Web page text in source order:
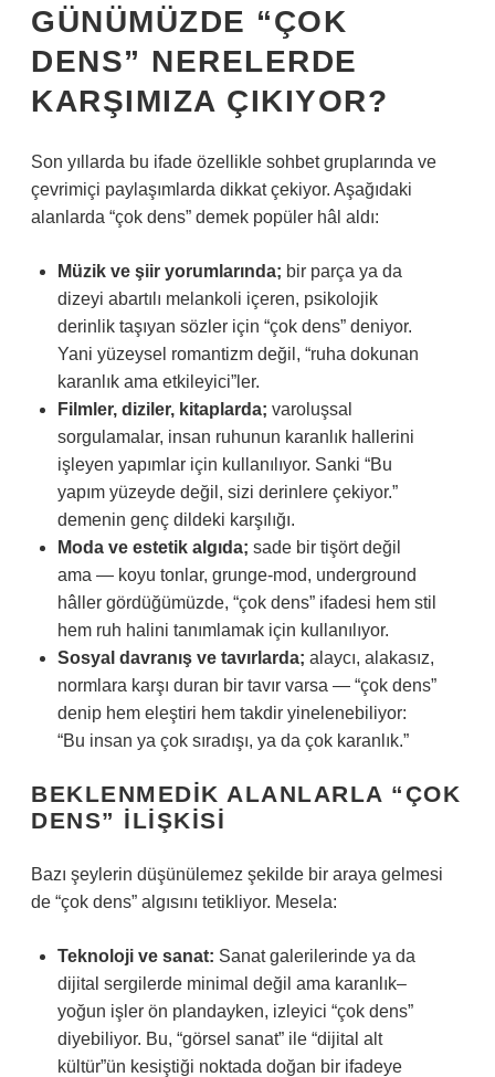
GÜNÜMÜZDE “ÇOK
DENS” NERELERDE
KARŞIMIZA ÇIKIYOR?
Son yıllarda bu ifade özellikle sohbet gruplarında ve
çevrimiçi paylaşımlarda dikkat çekiyor. Aşağıdaki
alanlarda “çok dens” demek popüler hâl aldı:
Müzik ve şiir yorumlarında; bir parça ya da
dizeyi abartılı melankoli içeren, psikolojik
derinlik taşıyan sözler için “çok dens” deniyor.
Yani yüzeysel romantizm değil, “ruha dokunan
karanlık ama etkileyici”ler.
Filmler, diziler, kitaplarda; varoluşsal
sorgulamalar, insan ruhunun karanlık hallerini
işleyen yapımlar için kullanılıyor. Sanki “Bu
yapım yüzeyde değil, sizi derinlere çekiyor.”
demenin genç dildeki karşılığı.
Moda ve estetik algıda; sade bir tişört değil
ama — koyu tonlar, grunge-mod, underground
hâller gördüğümüzde, “çok dens” ifadesi hem stil
hem ruh halini tanımlamak için kullanılıyor.
Sosyal davranış ve tavırlarda; alaycı, alakasız,
normlara karşı duran bir tavır varsa — “çok dens”
denip hem eleştiri hem takdir yinelenebiliyor:
“Bu insan ya çok sıradışı, ya da çok karanlık.”
BEKLENMEDIK ALANLARLA “ÇOK
DENS” ILIŞKISI
Bazı şeylerin düşünülemez şekilde bir araya gelmesi
de “çok dens” algısını tetikliyor. Mesela:
Teknoloji ve sanat: Sanat galerilerinde ya da
dijital sergilerde minimal değil ama karanlık–
yoğun işler ön plandayken, izleyici “çok dens”
diyebiliyor. Bu, “görsel sanat” ile “dijital alt
kültür”ün kesiştiği noktada doğan bir ifadeye